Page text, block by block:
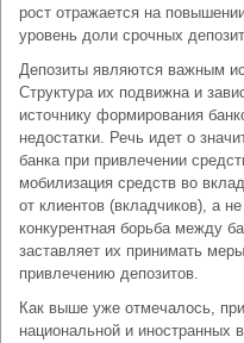
рост отражается на
уровень доли срочных
Депозиты являются важным
Структура их подвижна и
источнику формирования
недостатки. Речь идет о
банка при привлечении
мобилизация средств во
от клиентов (вкладчиков), а
конкурентная борьба между
заставляет их принимать
привлечению депозитов.
Как выше уже отмечалось,
национальной и иностранных